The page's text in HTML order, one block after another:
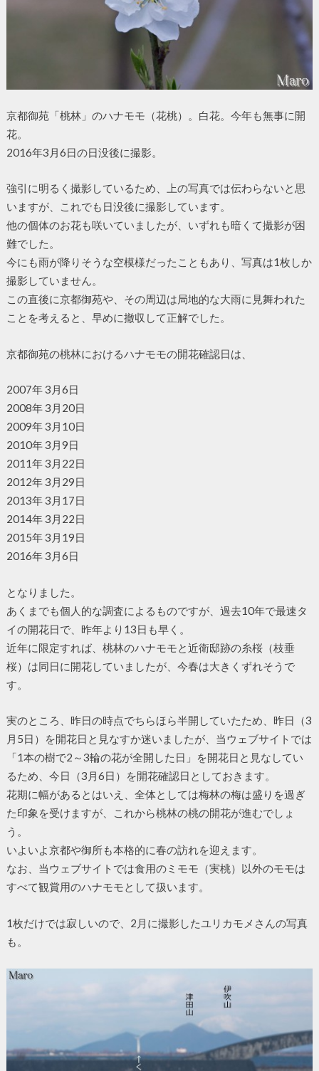
京都御苑「桃林」のハナモモ（花桃）。白花。今年も無事に開
花。
2016年3月6日の日没後に撮影。
強引に明るく撮影しているため、上の写真では伝わらないと思
いますが、これでも日没後に撮影しています。
他の個体のお花も咲いていましたが、いずれも暗くて撮影が困
難でした。
今にも雨が降りそうな空模様だったこともあり、写真は1枚しか
撮影していません。
この直後に京都御苑や、その周辺は局地的な大雨に見舞われた
ことを考えると、早めに撤収して正解でした。
京都御苑の桃林におけるハナモモの開花確認日は、
2007年 3月6日
2008年 3月20日
2009年 3月10日
2010年 3月9日
2011年 3月22日
2012年 3月29日
2013年 3月17日
2014年 3月22日
2015年 3月19日
2016年 3月6日
となりました。
あくまでも個人的な調査によるものですが、過去10年で最速タ
イの開花日で、昨年より13日も早く。
近年に限定すれば、桃林のハナモモと近衛邸跡の糸桜（枝垂
桜）は同日に開花していましたが、今春は大きくずれそうで
す。
実のところ、昨日の時点でちらほら半開していたため、昨日（3
月5日）を開花日と見なすか迷いましたが、当ウェブサイトでは
「1本の樹で2～3輪の花が全開した日」を開花日と見なしてい
るため、今日（3月6日）を開花確認日としておきます。
花期に幅があるとはいえ、全体としては梅林の梅は盛りを過ぎ
た印象を受けますが、これから桃林の桃の開花が進むでしょ
う。
いよいよ京都や御所も本格的に春の訪れを迎えます。
なお、当ウェブサイトでは食用のミモモ（実桃）以外のモモは
すべて観賞用のハナモモとして扱います。
1枚だけでは寂しいので、2月に撮影したユリカモメさんの写真
も。